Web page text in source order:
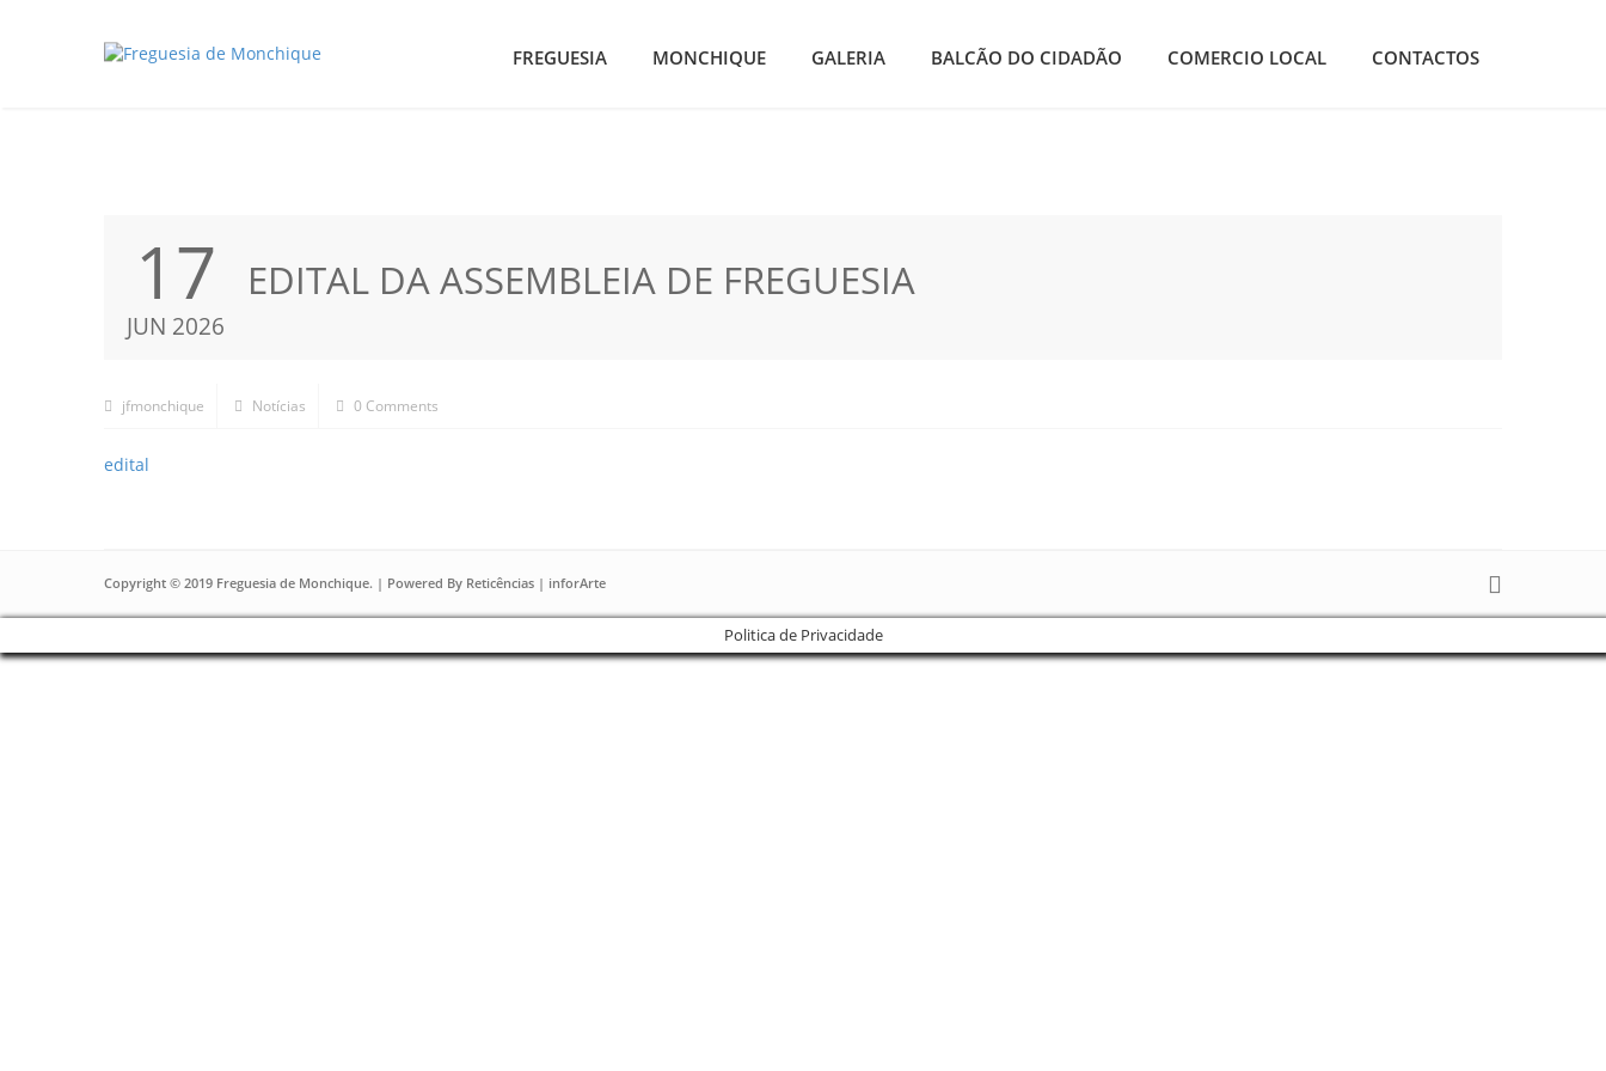
FREGUESIA MONCHIQUE GALERIA BALCÃO DO CIDADÃO COMERCIO LOCAL CONTACTOS
17
JUN 2026
EDITAL DA ASSEMBLEIA DE FREGUESIA
jfmonchique Notícias 0 Comments
edital
Copyright © 2019 Freguesia de Monchique. | Powered By Reticências | inforArte
Politica de Privacidade